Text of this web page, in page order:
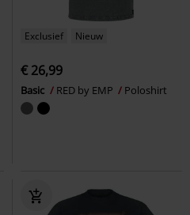
Exclusief Nieuw
€ 26,99
Basic RED by EMP Poloshirt